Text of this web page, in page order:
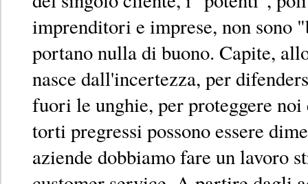
imprenditori e imprese, non sono
portano nulla di buono. Capite,
nasce dall'incertezza, per
fuori le unghie, per proteggere
torti pregressi possono essere
aziende dobbiamo fare un lavoro